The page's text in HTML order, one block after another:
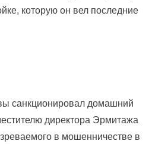
которую он вел последние
санкционировал домашний
директора Эрмитажа
в мошенничестве в